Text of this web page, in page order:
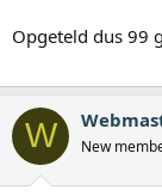
Opgeteld dus 99
W New